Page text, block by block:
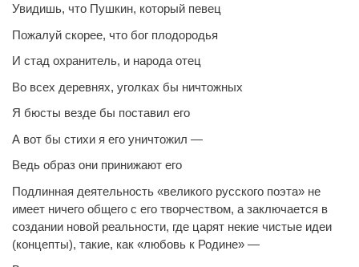
Увидишь, что Пушкин, который певец
Пожалуй скорее, что бог плодородья
И стад охранитель, и народа отец
Во всех деревнях, уголках бы ничтожных
Я бюсты везде бы поставил его
А вот бы стихи я его уничтожил —
Ведь образ они принижают его
Подлинная деятельность «великого русского поэта» не
имеет ничего общего с его творчеством, а заключается в
создании новой реальности, где царят некие чистые идеи
(концепты), такие, как «любовь к Родине» —